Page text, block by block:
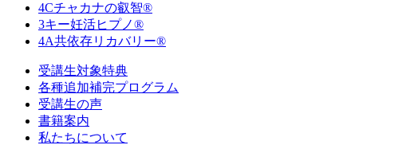
4Cチャカナの叡智®
3キー妊活ヒプノ®
4A共依存リカバリー®
受講生対象特典
各種追加補完プログラム
受講生の声
書籍案内
私たちについて